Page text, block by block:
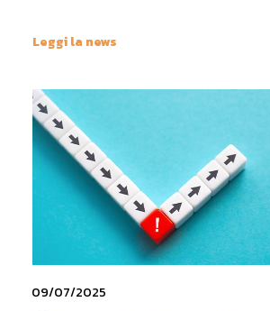
Leggi la news
09/07/2025